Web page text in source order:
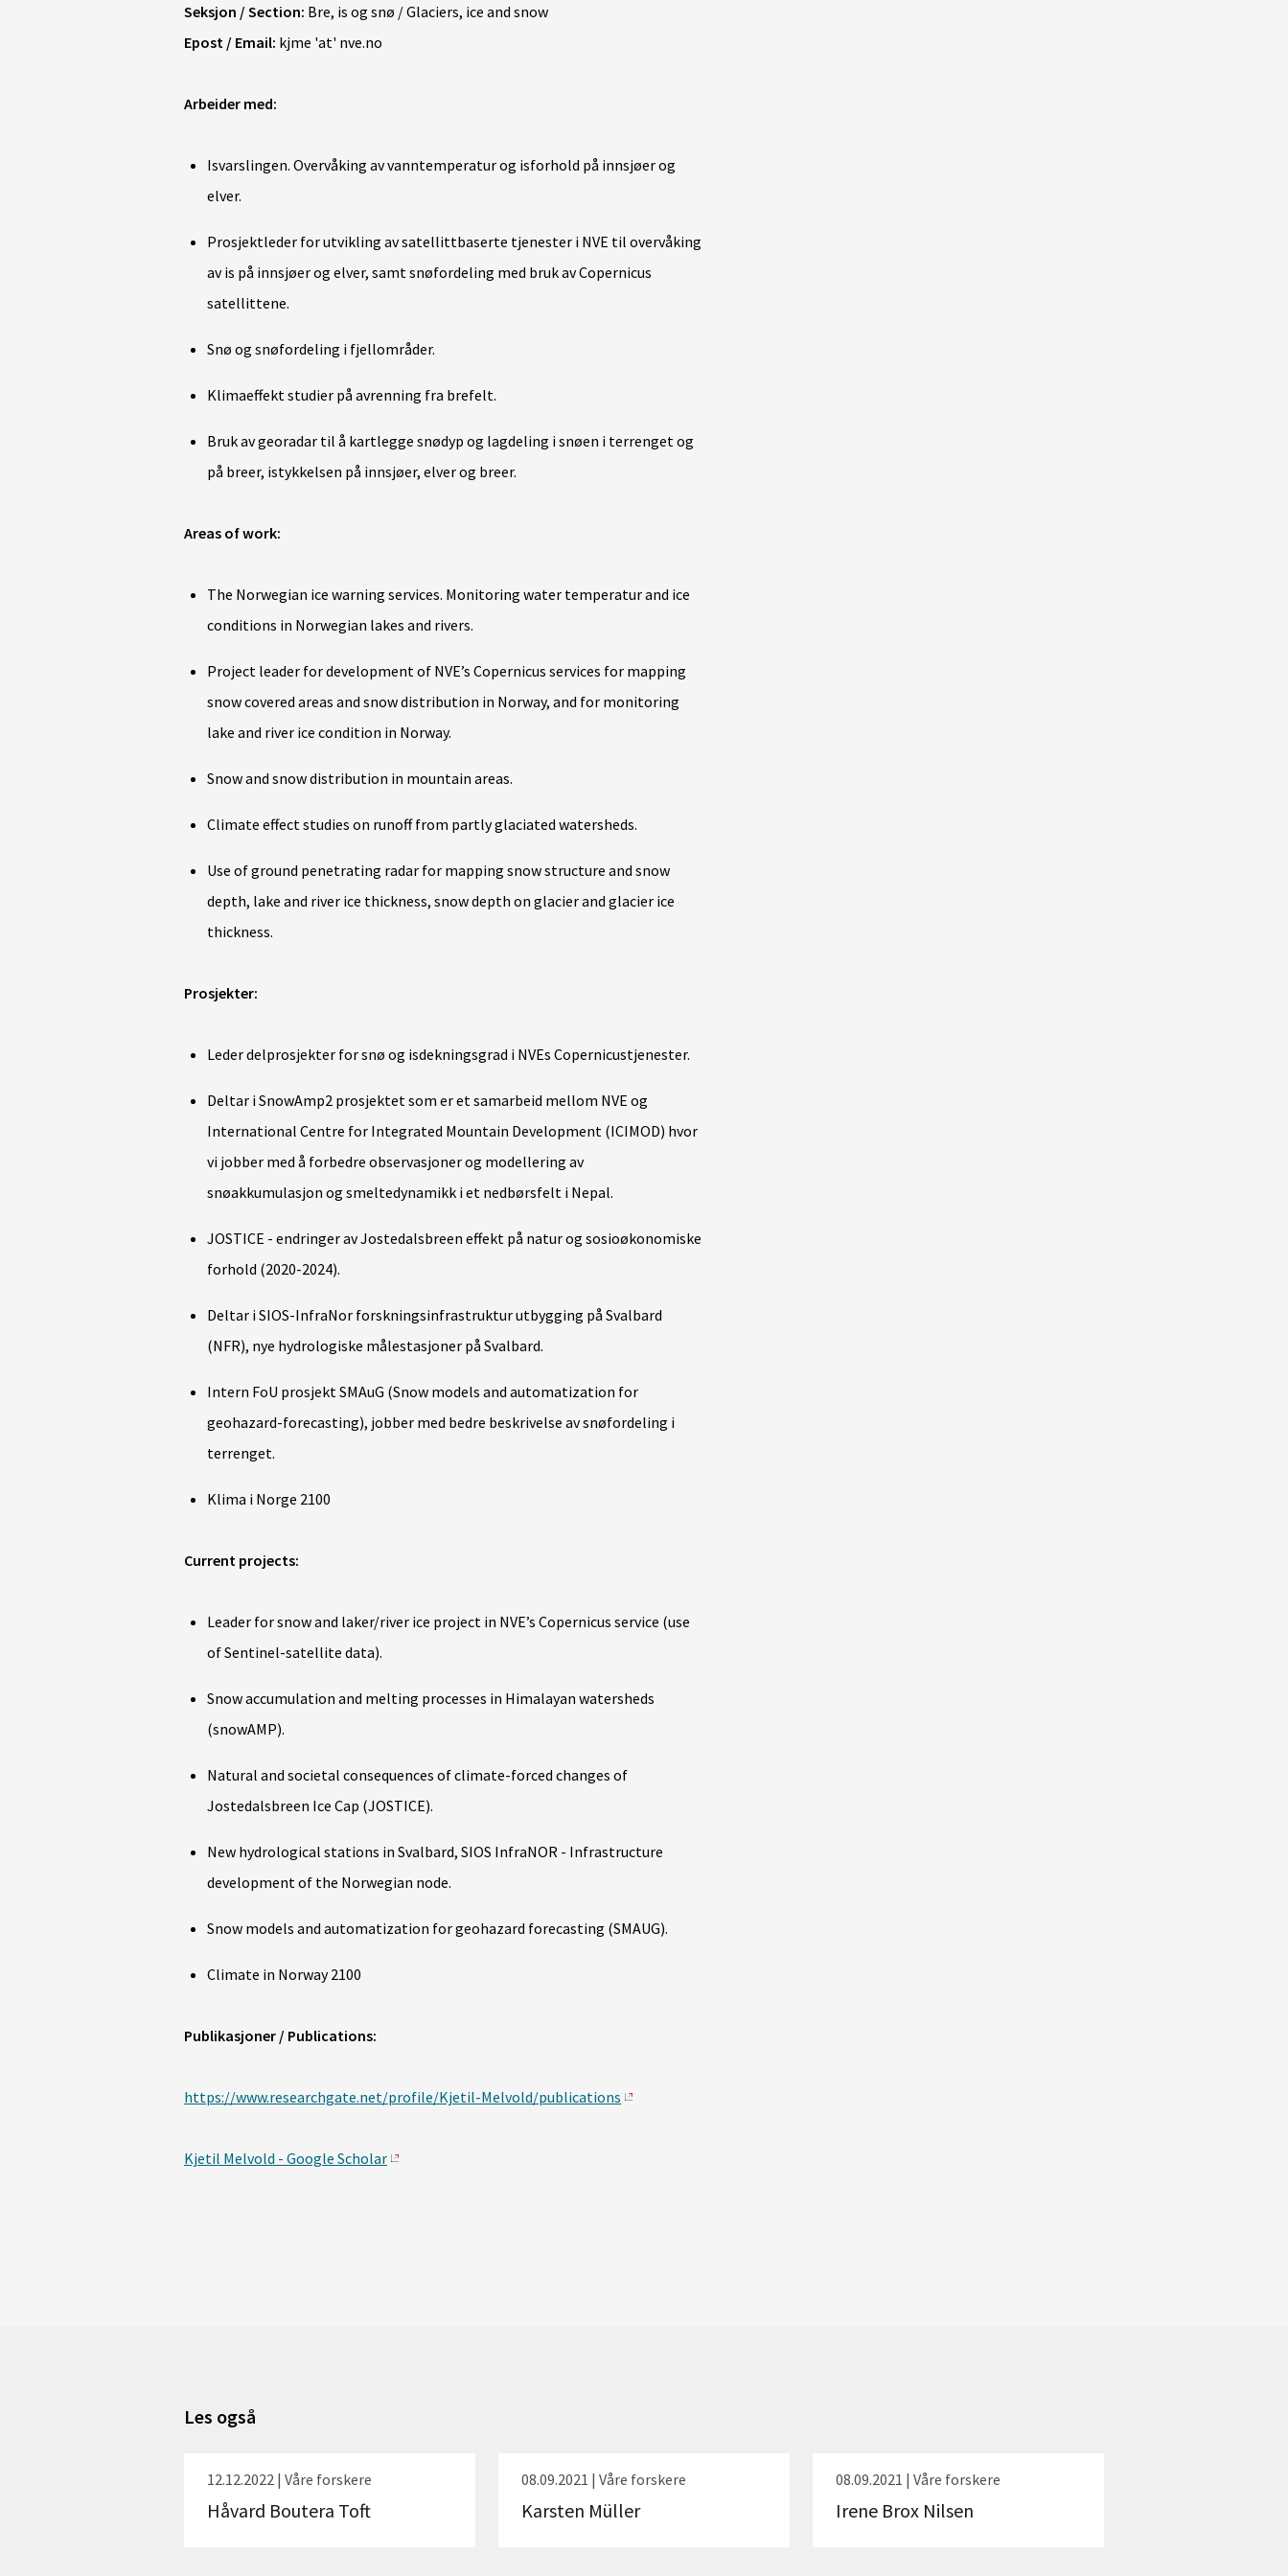
Seksjon / Section: Bre, is og snø / Glaciers, ice and snow
Epost / Email: kjme 'at' nve.no
Arbeider med:
Isvarslingen. Overvåking av vanntemperatur og isforhold på innsjøer og
elver.
Prosjektleder for utvikling av satellittbaserte tjenester i NVE til overvåking
av is på innsjøer og elver, samt snøfordeling med bruk av Copernicus
satellittene.
Snø og snøfordeling i fjellområder.
Klimaeffekt studier på avrenning fra brefelt.
Bruk av georadar til å kartlegge snødyp og lagdeling i snøen i terrenget og
på breer, istykkelsen på innsjøer, elver og breer.
Areas of work:
The Norwegian ice warning services. Monitoring water temperatur and ice
conditions in Norwegian lakes and rivers.
Project leader for development of NVE’s Copernicus services for mapping
snow covered areas and snow distribution in Norway, and for monitoring
lake and river ice condition in Norway.
Snow and snow distribution in mountain areas.
Climate effect studies on runoff from partly glaciated watersheds.
Use of ground penetrating radar for mapping snow structure and snow
depth, lake and river ice thickness, snow depth on glacier and glacier ice
thickness.
Prosjekter:
Leder delprosjekter for snø og isdekningsgrad i NVEs Copernicustjenester.
Deltar i SnowAmp2 prosjektet som er et samarbeid mellom NVE og
International Centre for Integrated Mountain Development (ICIMOD) hvor
vi jobber med å forbedre observasjoner og modellering av
snøakkumulasjon og smeltedynamikk i et nedbørsfelt i Nepal.
JOSTICE - endringer av Jostedalsbreen effekt på natur og sosioøkonomiske
forhold (2020-2024).
Deltar i SIOS-InfraNor forskningsinfrastruktur utbygging på Svalbard
(NFR), nye hydrologiske målestasjoner på Svalbard.
Intern FoU prosjekt SMAuG (Snow models and automatization for
geohazard-forecasting), jobber med bedre beskrivelse av snøfordeling i
terrenget.
Klima i Norge 2100
Current projects:
Leader for snow and laker/river ice project in NVE’s Copernicus service (use
of Sentinel-satellite data).
Snow accumulation and melting processes in Himalayan watersheds
(snowAMP).
Natural and societal consequences of climate-forced changes of
Jostedalsbreen Ice Cap (JOSTICE).
New hydrological stations in Svalbard, SIOS InfraNOR - Infrastructure
development of the Norwegian node.
Snow models and automatization for geohazard forecasting (SMAUG).
Climate in Norway 2100
Publikasjoner / Publications:
https://www.researchgate.net/profile/Kjetil-Melvold/publications
Kjetil Melvold - Google Scholar
Les også
12.12.2022 | Våre forskere
Håvard Boutera Toft
08.09.2021 | Våre forskere
Karsten Müller
08.09.2021 | Våre forskere
Irene Brox Nilsen